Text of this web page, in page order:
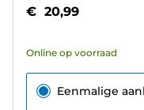
sterren.
beoordelingen
€ 20,99
Online op voorraad
Eenmalige